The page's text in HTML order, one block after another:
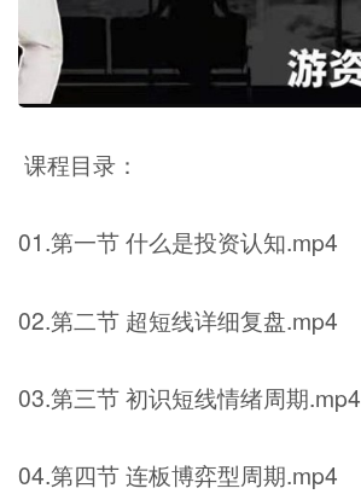
课程目录：
01.第一节 什么是投资认知.mp4
02.第二节 超短线详细复盘.mp4
03.第三节 初识短线情绪周期.mp4
04.第四节 连板博弈型周期.mp4